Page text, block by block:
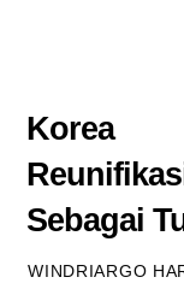
Korea
Sebagai
WINDRIARGO